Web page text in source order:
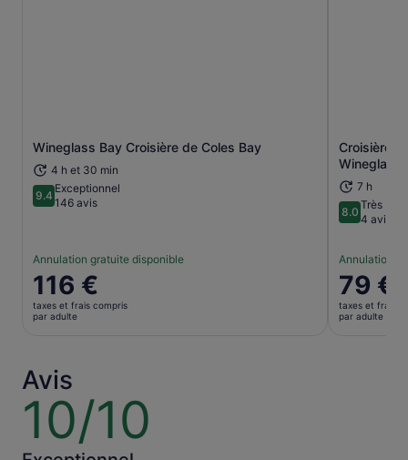
Wineglass Bay Croisière de Coles Bay
4 h et 30 min
9.49.4 sur 10
Exceptionnel
146 avis
Annulation gratuite disponible
Le
prix
est
adulte
116 €
taxes et frais compris
par adulte
S’ouvre dans un nouvel onglet.
Croisière
Wineglass
7 h
8.08.0 sur 10
Très bien
4 avis
Annulation
Le
prix
est
79 €
taxes et frais
par adulte
Avis
10/10
10
10